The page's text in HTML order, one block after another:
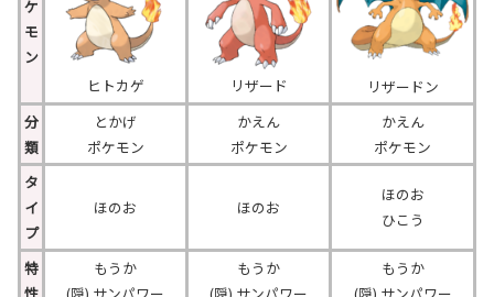
ケ
モ
ン
ヒトカゲ
リザード
リザードン
分
類
とかげ
ポケモン
かえん
ポケモン
かえん
ポケモン
タ
イ
プ
ほのお ほのお
ほのお
ひこう
特
もうか
もうか
もうか